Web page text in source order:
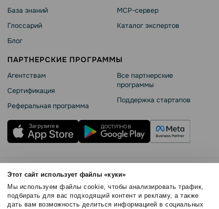
Этот сайт использует файлы «куки»
Мы используем файлы cookie, чтобы анализировать трафик,
подбирать для вас подходящий контент и рекламу, а также
дать вам возможность делиться информацией в социальных
База знаний
Глоссарий
Блог
MCP-сервер
Каталог экспертов
ПАРТНЕРСКИЕ ПРОГРАММЫ
Агентствам
Сертификация
Реферальная программа
Все партнерские
программы
Поддержка стартапов
Правила использования
Безопасность SendPulse
Политика конфиденциальности